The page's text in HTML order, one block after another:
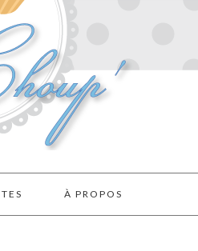
À PROPOS